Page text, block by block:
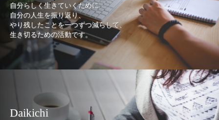
自分らしく生きていくために
自分の人生を振り返り、
やり残したことを一つずつ減らして、
生き切るための活動です。
Daikichi